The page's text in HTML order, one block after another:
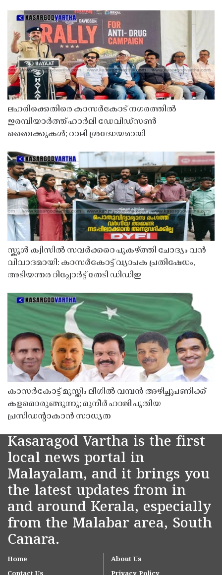
ലഹരിക്കെതിരെ കാസർകോട് നഗരത്തിൽ
ഇരമ്പിയാർത്ത് ഹാർലി ഡേവിഡ്‌സൺ
ബൈക്കുകൾ; റാലി ശ്രദ്ധേയമായി
സ്കൂൾ ക്വിസിൽ സവർക്കറെ പുകഴ്ത്തി ചോദ്യം വൻ
വിവാദമായി: കാസർകോട്ട് വ്യാപക പ്രതിഷേധം,
അടിയന്തര റിപ്പോർട്ട് തേടി ഡിഡിഇ
കാസർകോട്ട് മുസ്ലിം ലീഗിൽ വമ്പൻ അഴിച്ചുപണിക്ക്
കളമൊരുങ്ങുന്നു; മുനീർ ഹാജി പുതിയ
പ്രസിഡൻ്റാകാൻ സാധ്യത
Kasaragod Vartha is the first
local news portal in
Malayalam, and it brings you
the latest updates from in
and around Kerala, especially
from the Malabar area, South
Canara.
Home
About Us